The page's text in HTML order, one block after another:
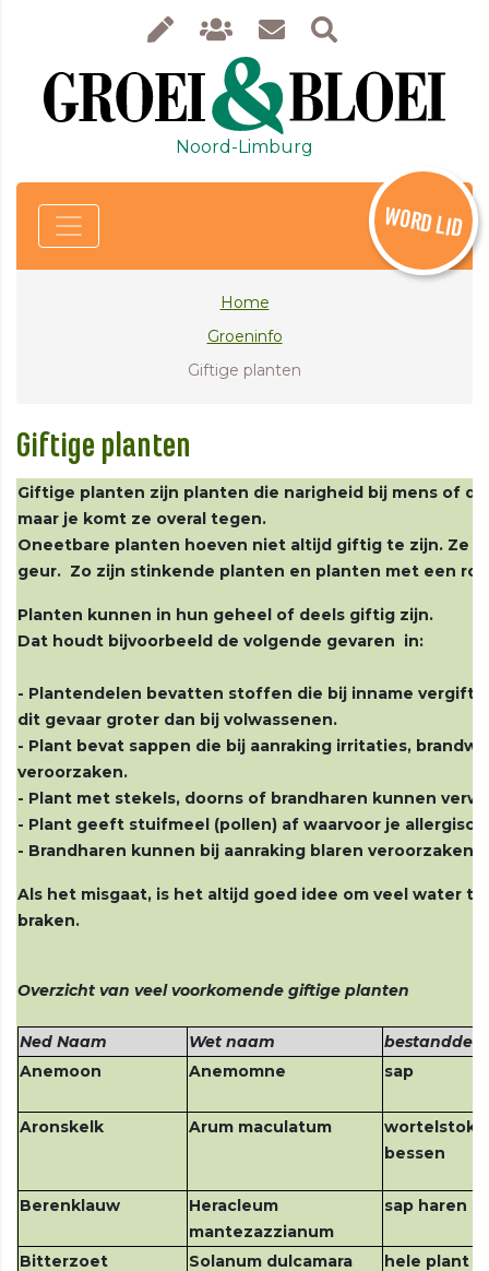
Noord-Limburg
WORD LID
Home
Groeninfo
Giftige planten
Giftige planten
Giftige planten zijn planten die narigheid bij mens of
maar je komt ze overal tegen.
Oneetbare planten hoeven niet altijd giftig te zijn. Ze
geur. Zo zijn stinkende planten en planten met een
Planten kunnen in hun geheel of deels giftig zijn.
Dat houdt bijvoorbeeld de volgende gevaren in:
- Plantendelen bevatten stoffen die bij inname
dit gevaar groter dan bij volwassenen.
- Plant bevat sappen die bij aanraking irritaties,
veroorzaken.
- Plant met stekels, doorns of brandharen kunnen
- Plant geeft stuifmeel (pollen) af waarvoor je
- Brandharen kunnen bij aanraking blaren
Als het misgaat, is het altijd goed idee om veel water
braken.
Overzicht van veel voorkomende giftige planten
Ned Naam Wet naam
bestanddeel
Anemoon
Anemomne sap
Aronskelk Arum maculatum
wortelstok,
bessen
Berenklauw
Heracleum
mantezazzianum
sap haren
Bitterzoet Solanum dulcamara
hele plant